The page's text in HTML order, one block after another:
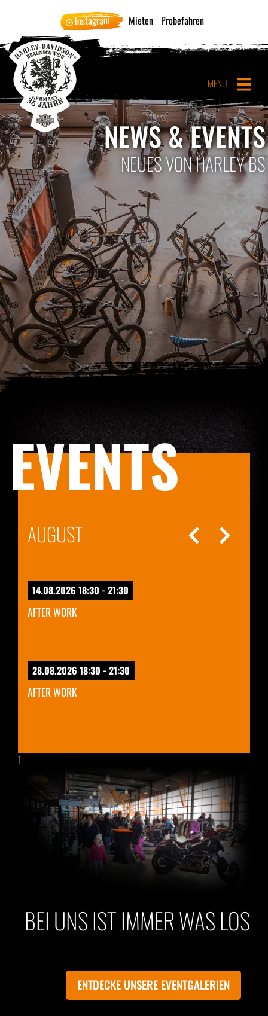
Instagram Mieten Probefahren
MENU
NEWS & EVENTS
NEUES VON HARLEY BS
EVENTS
AUGUST
14.08.2026 18:30 - 21:30
AFTER WORK
28.08.2026 18:30 - 21:30
AFTER WORK
1
BEI UNS IST IMMER WAS LOS
ENTDECKE UNSERE EVENTGALERIEN